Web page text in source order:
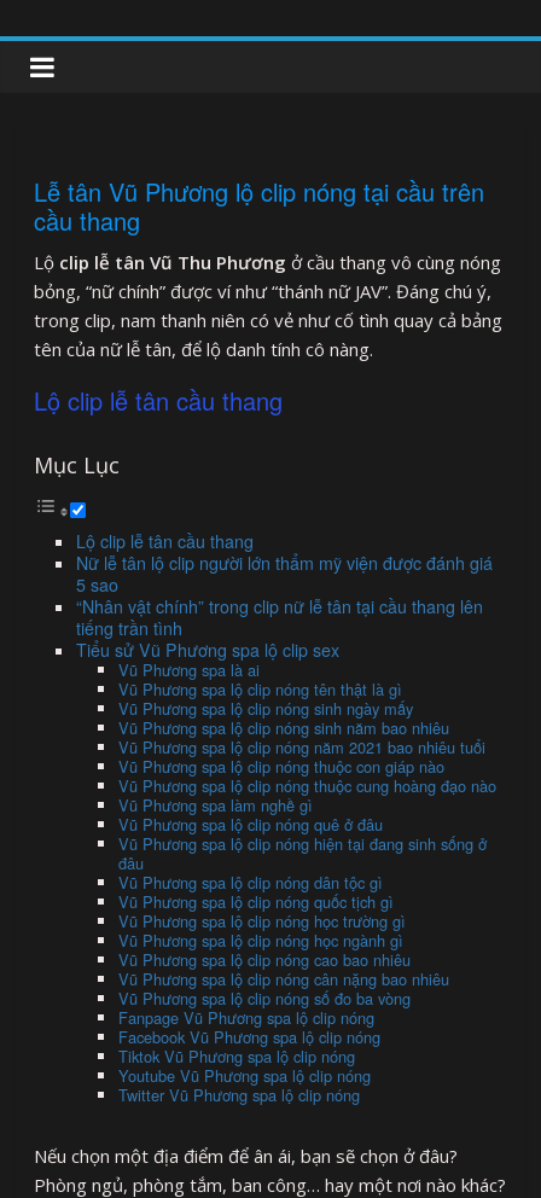
to
content
clipnonglive.com
Lễ tân Vũ Phương lộ clip nóng tại cầu trên
cầu thang
Lộ clip lễ tân Vũ Thu Phương ở cầu thang vô cùng nóng
bỏng, “nữ chính” được ví như “thánh nữ JAV”. Đáng chú ý,
trong clip, nam thanh niên có vẻ như cố tình quay cả bảng
tên của nữ lễ tân, để lộ danh tính cô nàng.
Lộ clip lễ tân cầu thang
Mục Lục
Lộ clip lễ tân cầu thang
Nữ lễ tân lộ clip người lớn thẩm mỹ viện được đánh giá
5 sao
“Nhân vật chính” trong clip nữ lễ tân tại cầu thang lên
tiếng trần tình
Tiểu sử Vũ Phương spa lộ clip sex
Vũ Phương spa là ai
Vũ Phương spa lộ clip nóng tên thật là gì
Vũ Phương spa lộ clip nóng sinh ngày mấy
Vũ Phương spa lộ clip nóng sinh năm bao nhiêu
Vũ Phương spa lộ clip nóng năm 2021 bao nhiêu tuổi
Vũ Phương spa lộ clip nóng thuộc con giáp nào
Vũ Phương spa lộ clip nóng thuộc cung hoàng đạo nào
Vũ Phương spa làm nghề gì
Vũ Phương spa lộ clip nóng quê ở đâu
Vũ Phương spa lộ clip nóng hiện tại đang sinh sống ở
đâu
Vũ Phương spa lộ clip nóng dân tộc gì
Vũ Phương spa lộ clip nóng quốc tịch gì
Vũ Phương spa lộ clip nóng học trường gì
Vũ Phương spa lộ clip nóng học ngành gì
Vũ Phương spa lộ clip nóng cao bao nhiêu
Vũ Phương spa lộ clip nóng cân nặng bao nhiêu
Vũ Phương spa lộ clip nóng số đo ba vòng
Fanpage Vũ Phương spa lộ clip nóng
Facebook Vũ Phương spa lộ clip nóng
Tiktok Vũ Phương spa lộ clip nóng
Youtube Vũ Phương spa lộ clip nóng
Twitter Vũ Phương spa lộ clip nóng
Nếu chọn một địa điểm để ân ái, bạn sẽ chọn ở đâu?
Phòng ngủ, phòng tắm, ban công… hay một nơi nào khác?